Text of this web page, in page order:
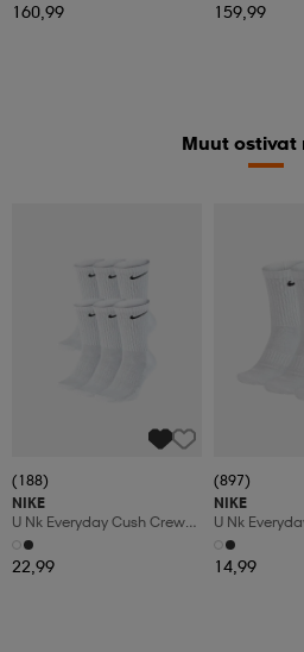
160,99 159,99
Muut ostivat
(188)
NIKE
U Nk Everyday Cush Crew
6pr-Bd
22,99
(897)
NIKE
U Nk
3pr
14,99